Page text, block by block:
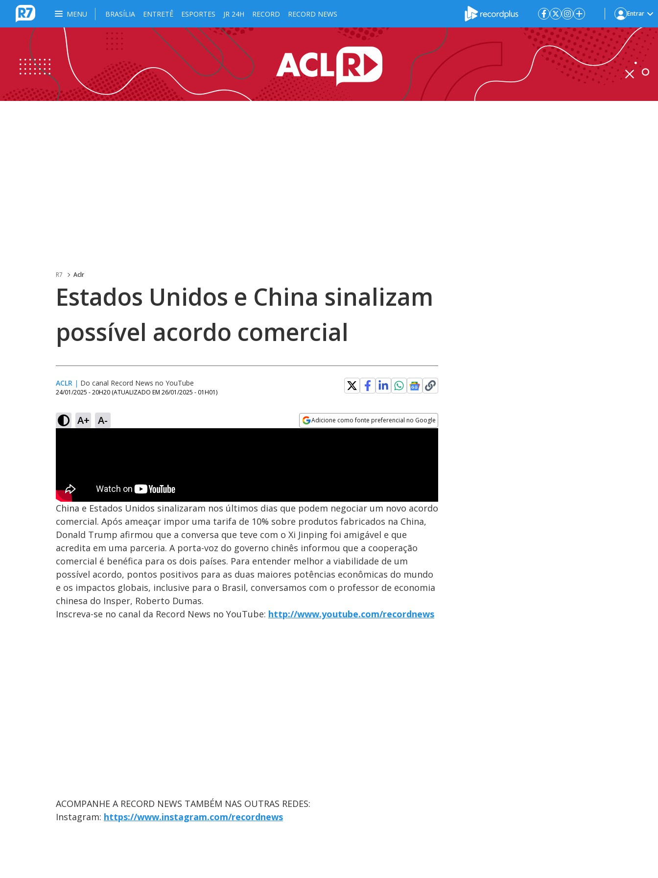
MENU BRASÍLIA ENTRETÊ ESPORTES JR 24H RECORD RECORD NEWS Entrar
R7 Aclr
Estados Unidos e China sinalizam
possível acordo comercial
ACLR | Do canal Record News no YouTube
24/01/2025 - 20H20 (ATUALIZADO EM 26/01/2025 - 01H01)
A+ A- Adicione como fonte preferencial no Google
China e Estados Unidos sinalizaram nos últimos dias que podem negociar um novo acordo
comercial. Após ameaçar impor uma tarifa de 10% sobre produtos fabricados na China,
Donald Trump afirmou que a conversa que teve com o Xi Jinping foi amigável e que
acredita em uma parceria. A porta-voz do governo chinês informou que a cooperação
comercial é benéfica para os dois países. Para entender melhor a viabilidade de um
possível acordo, pontos positivos para as duas maiores potências econômicas do mundo
e os impactos globais, inclusive para o Brasil, conversamos com o professor de economia
chinesa do Insper, Roberto Dumas.
Inscreva-se no canal da Record News no YouTube: http://www.youtube.com/recordnews
ACOMPANHE A RECORD NEWS TAMBÉM NAS OUTRAS REDES:
Instagram: https://www.instagram.com/recordnews